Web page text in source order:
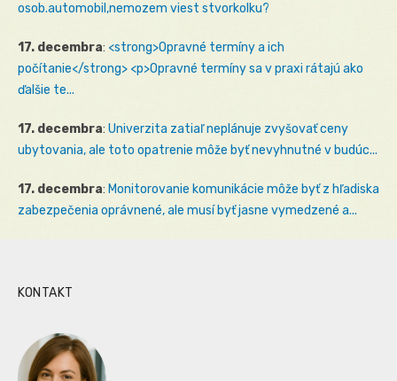
osob.automobil,nemozem viest stvorkolku?
17. decembra: <strong>Opravné termíny a ich
počítanie</strong> <p>Opravné termíny sa v praxi rátajú ako
ďalšie te...
17. decembra: Univerzita zatiaľ neplánuje zvyšovať ceny
ubytovania, ale toto opatrenie môže byť nevyhnutné v budúc...
17. decembra: Monitorovanie komunikácie môže byť z hľadiska
zabezpečenia oprávnené, ale musí byť jasne vymedzené a...
KONTAKT